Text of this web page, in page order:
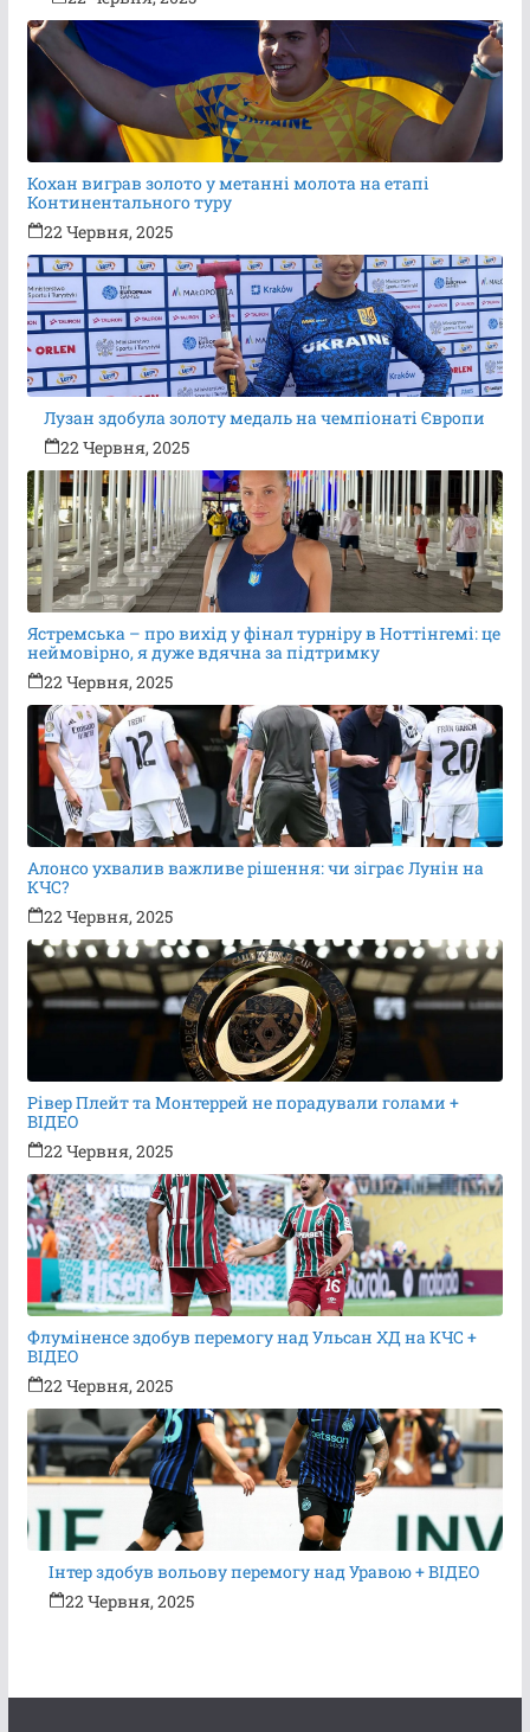
Кохан виграв золото у метанні молота на етапі
Континентального туру
22 Червня, 2025
Лузан здобула золоту медаль на чемпіонаті Європи
22 Червня, 2025
Ястремська – про вихід у фінал турніру в Ноттінгемі: це
неймовірно, я дуже вдячна за підтримку
22 Червня, 2025
Алонсо ухвалив важливе рішення: чи зіграє Лунін на
КЧС?
22 Червня, 2025
Рівер Плейт та Монтеррей не порадували голами +
ВІДЕО
22 Червня, 2025
Флуміненсе здобув перемогу над Ульсан ХД на КЧС +
ВІДЕО
22 Червня, 2025
Інтер здобув вольову перемогу над Уравою + ВІДЕО
22 Червня, 2025